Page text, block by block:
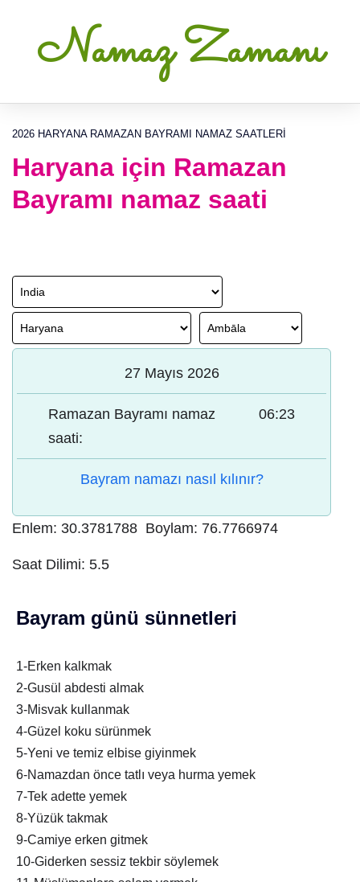
Namaz Zamanı
2026 HARYANA RAMAZAN BAYRAMI NAMAZ SAATLERI
Haryana için Ramazan
Bayramı namaz saati
27 Mayıs 2026
Ramazan Bayramı namaz
saati:
06:23
Bayram namazı nasıl kılınır?
Enlem: 30.3781788 Boylam: 76.7766974
Saat Dilimi: 5.5
Bayram günü sünnetleri
1-Erken kalkmak
2-Gusül abdesti almak
3-Misvak kullanmak
4-Güzel koku sürünmek
5-Yeni ve temiz elbise giyinmek
6-Namazdan önce tatlı veya hurma yemek
7-Tek adette yemek
8-Yüzük takmak
9-Camiye erken gitmek
10-Giderken sessiz tekbir söylemek